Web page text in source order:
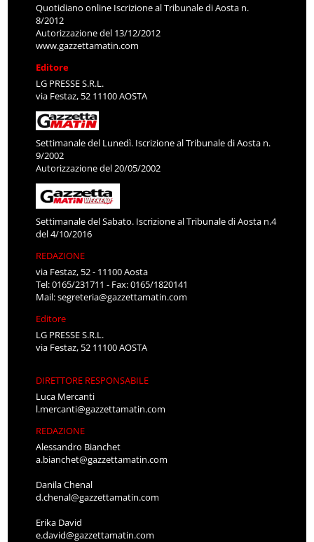
Quotidiano online Iscrizione al Tribunale di Aosta n.
8/2012
Autorizzazione del 13/12/2012
www.gazzettamatin.com
Editore
LG PRESSE S.R.L.
via Festaz, 52 11100 AOSTA
Settimanale del Lunedì. Iscrizione al Tribunale di Aosta n.
9/2002
Autorizzazione del 20/05/2002
Settimanale del Sabato. Iscrizione al Tribunale di Aosta n.4
del 4/10/2016
REDAZIONE
via Festaz, 52 - 11100 Aosta
Tel: 0165/231711 - Fax: 0165/1820141
Mail:segreteria@gazzettamatin.com
Editore
LG PRESSE S.R.L.
via Festaz, 52 11100 AOSTA
DIRETTORE RESPONSABILE
Luca Mercanti
l.mercanti@gazzettamatin.com
REDAZIONE
Alessandro Bianchet
a.bianchet@gazzettamatin.com
Danila Chenal
d.chenal@gazzettamatin.com
Erika David
e.david@gazzettamatin.com